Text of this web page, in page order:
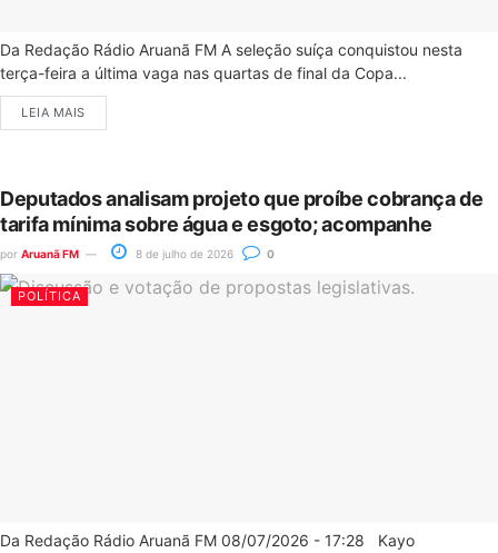
Da Redação Rádio Aruanã FM A seleção suíça conquistou nesta
terça-feira a última vaga nas quartas de final da Copa...
LEIA MAIS
Deputados analisam projeto que proíbe cobrança de
tarifa mínima sobre água e esgoto; acompanhe
por Aruanã FM 8 de julho de 2026 0
POLÍTICA
Da Redação Rádio Aruanã FM 08/07/2026 - 17:28 Kayo